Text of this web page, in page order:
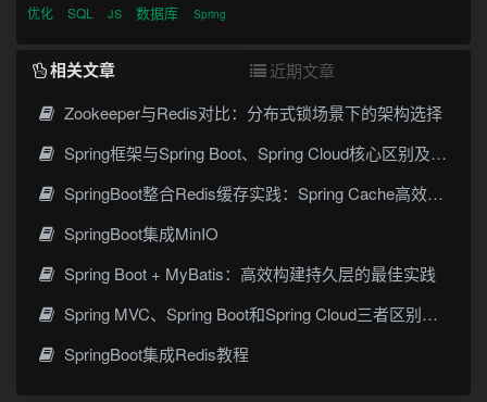
优化
SQL JS 数据库 Spring
相关文章
近期文章
Zookeeper与Redis对比：分布式锁场景下的架构选择
Spring框架与Spring Boot、Spring Cloud核心区别及技术演进
SpringBoot整合Redis缓存实践：Spring Cache高效数据缓存方案
SpringBoot集成MinIO
Spring Boot + MyBatis：高效构建持久层的最佳实践
Spring MVC、Spring Boot和Spring Cloud三者区别和联系
SpringBoot集成Redis教程